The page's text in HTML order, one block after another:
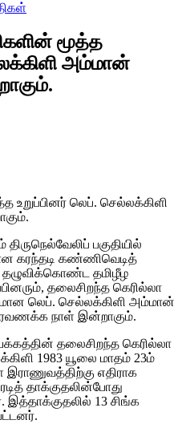
மூத்த
அம்மான்
உறுப்பினர் லெப். செல்லக்கிளி
பகுதியில்
கரந்தடி கண்ணிவெடித்
தழுவிக்கொண்ட தமிழீழ
தலைசிறந்த கெரில்லா
லெப். செல்லக்கிளி அம்மான்
நாள் இன்றாகும்.
தலைசிறந்த கெரில்லா
1983 யூலை மாதம் 23ம்
இராணுவத்திற்கு எதிராக
தாக்குதலின்போது
13 சிங்க